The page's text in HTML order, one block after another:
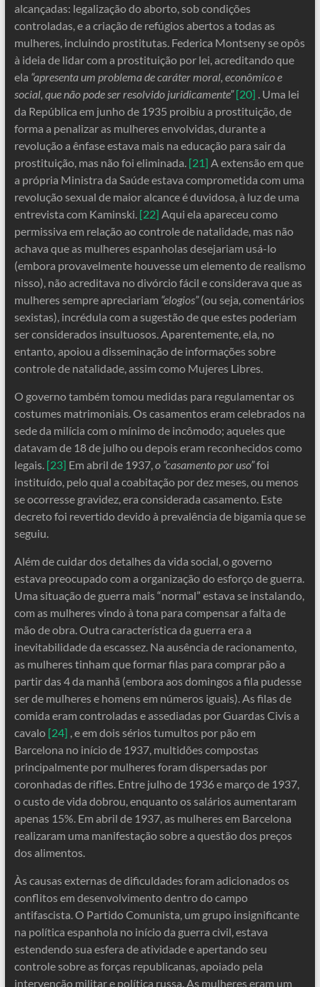
alcançadas: legalização do aborto, sob condições
controladas, e a criação de refúgios abertos a todas as
mulheres, incluindo prostitutas. Federica Montseny se opôs
à ideia de lidar com a prostituição por lei, acreditando que
ela “apresenta um problema de caráter moral, econômico e
social, que não pode ser resolvido juridicamente”[20] . Uma lei
da República em junho de 1935 proibiu a prostituição, de
forma a penalizar as mulheres envolvidas, durante a
revolução a ênfase estava mais na educação para sair da
prostituição, mas não foi eliminada. [21] A extensão em que
a própria Ministra da Saúde estava comprometida com uma
revolução sexual de maior alcance é duvidosa, à luz de uma
entrevista com Kaminski. [22] Aqui ela apareceu como
permissiva em relação ao controle de natalidade, mas não
achava que as mulheres espanholas desejariam usá-lo
(embora provavelmente houvesse um elemento de realismo
nisso), não acreditava no divórcio fácil e considerava que as
mulheres sempre apreciariam “elogios”(ou seja, comentários
sexistas), incrédula com a sugestão de que estes poderiam
ser considerados insultuosos. Aparentemente, ela, no
entanto, apoiou a disseminação de informações sobre
controle de natalidade, assim como Mujeres Libres.
O governo também tomou medidas para regulamentar os
costumes matrimoniais. Os casamentos eram celebrados na
sede da milícia com o mínimo de incômodo; aqueles que
datavam de 18 de julho ou depois eram reconhecidos como
legais. [23] Em abril de 1937, o “casamento por uso”foi
instituído, pelo qual a coabitação por dez meses, ou menos
se ocorresse gravidez, era considerada casamento. Este
decreto foi revertido devido à prevalência de bigamia que se
seguiu.
Além de cuidar dos detalhes da vida social, o governo
estava preocupado com a organização do esforço de guerra.
Uma situação de guerra mais “normal” estava se instalando,
com as mulheres vindo à tona para compensar a falta de
mão de obra. Outra característica da guerra era a
inevitabilidade da escassez. Na ausência de racionamento,
as mulheres tinham que formar filas para comprar pão a
partir das 4 da manhã (embora aos domingos a fila pudesse
ser de mulheres e homens em números iguais). As filas de
comida eram controladas e assediadas por Guardas Civis a
cavalo [24] , e em dois sérios tumultos por pão em
Barcelona no início de 1937, multidões compostas
principalmente por mulheres foram dispersadas por
coronhadas de rifles. Entre julho de 1936 e março de 1937,
o custo de vida dobrou, enquanto os salários aumentaram
apenas 15%. Em abril de 1937, as mulheres em Barcelona
realizaram uma manifestação sobre a questão dos preços
dos alimentos.
Às causas externas de dificuldades foram adicionados os
conflitos em desenvolvimento dentro do campo
antifascista. O Partido Comunista, um grupo insignificante
na política espanhola no início da guerra civil, estava
estendendo sua esfera de atividade e apertando seu
controle sobre as forças republicanas, apoiado pela
intervenção militar e política russa. As mulheres eram um